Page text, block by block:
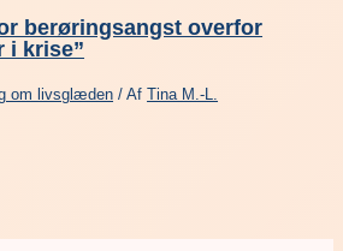
berøringsangst overfor
i krise”
om livsglæden / AfTina M.-L.